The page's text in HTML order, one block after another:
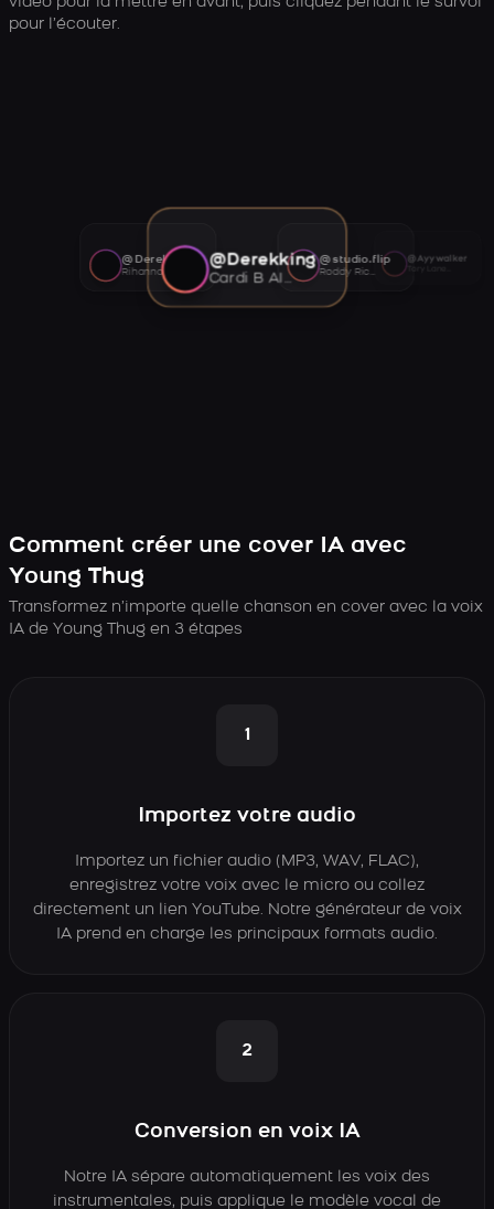
pour l’écouter.
@Derekking
Cardi B AI voice
@studio.flip
Roddy Ricch AI voice
@Ayywalker
@Derekking
Rihanna AI voice
Comment créer une cover IA avec
Young Thug
Transformez n’importe quelle chanson en cover avec la voix
IA de Young Thug en 3 étapes
1
Importez votre audio
Importez un fichier audio (MP3, WAV, FLAC),
enregistrez votre voix avec le micro ou collez
directement un lien YouTube. Notre générateur de voix
IA prend en charge les principaux formats audio.
2
Conversion en voix IA
Notre IA sépare automatiquement les voix des
instrumentales, puis applique le modèle vocal de